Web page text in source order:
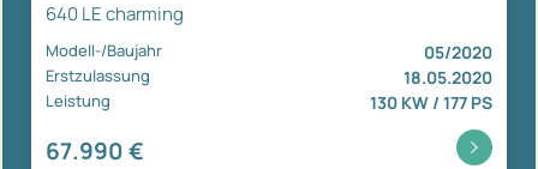
640 LE charming
Modell-/Baujahr 05/2020
Erstzulassung 18.05.2020
Leistung 130 KW / 177 PS
67.990 €